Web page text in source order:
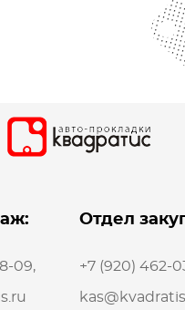
09,
Отдел
+7 (920) 462-